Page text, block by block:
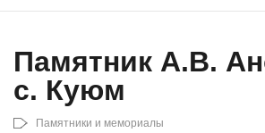
Памятник А.В.
с. Куюм
Памятники и мемориалы